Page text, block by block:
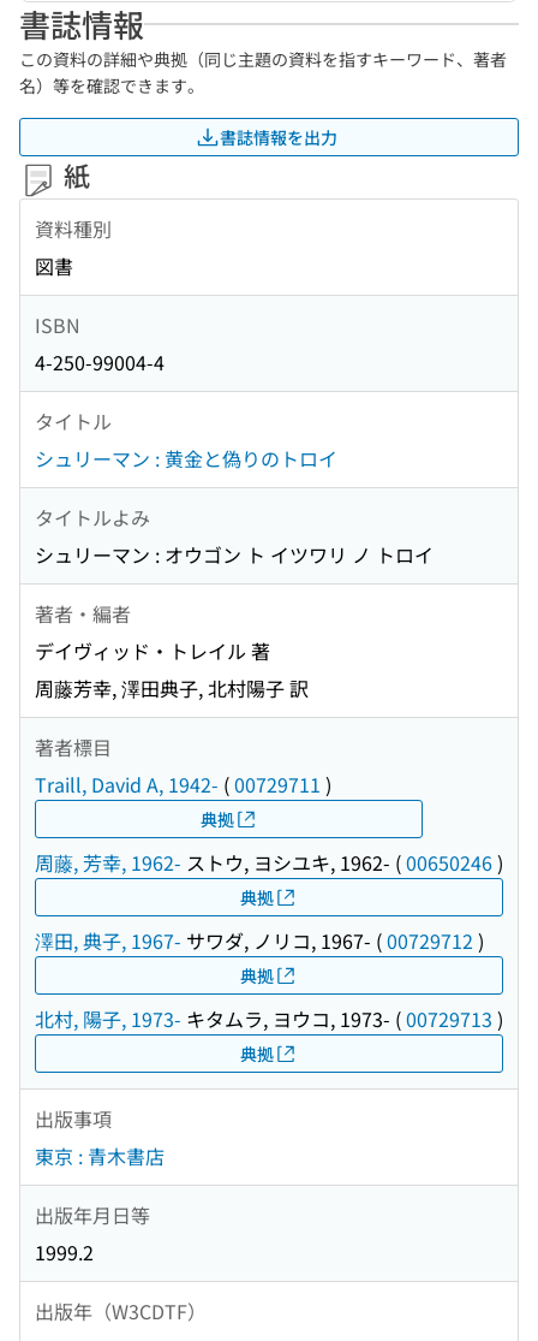
書誌情報
この資料の詳細や典拠（同じ主題の資料を指すキーワード、著者
名）等を確認できます。
書誌情報を出力
紙
資料種別
図書
ISBN
4-250-99004-4
タイトル
シュリーマン : 黄金と偽りのトロイ
タイトルよみ
シュリーマン : オウゴン ト イツワリ ノ トロイ
著者・編者
デイヴィッド・トレイル 著
周藤芳幸, 澤田典子, 北村陽子 訳
著者標目
Traill, David A, 1942- (00729711 )
典拠
周藤, 芳幸, 1962- ストウ, ヨシユキ, 1962- (00650246)
典拠
澤田, 典子, 1967- サワダ, ノリコ, 1967- (00729712 )
典拠
北村, 陽子, 1973- キタムラ, ヨウコ, 1973- (00729713 )
典拠
出版事項
東京 : 青木書店
出版年月日等
1999.2
出版年（W3CDTF）